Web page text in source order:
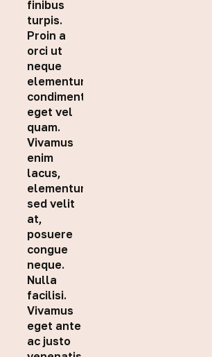
finibus
turpis.
Proin a
orci ut
neque
elementum
condimentum
eget vel
quam.
Vivamus
enim
lacus,
elementum
sed velit
at,
posuere
congue
neque.
Nulla
facilisi.
Vivamus
eget ante
ac justo